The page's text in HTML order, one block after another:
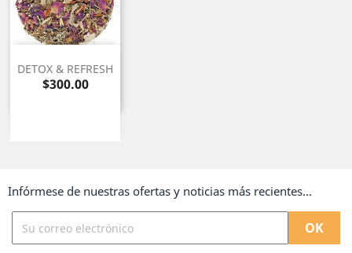
DETOX & REFRESH
Precio
$300.00
Infórmese de nuestras ofertas y noticias más recientes...